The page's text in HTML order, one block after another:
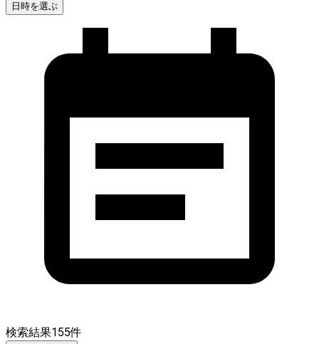
日時を選ぶ
検索結果155件